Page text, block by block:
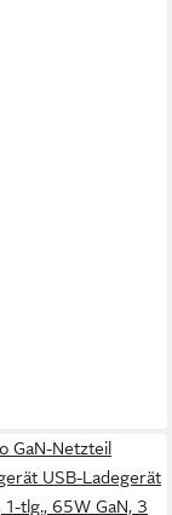
GaN-Netzteil
USB-Ladegerät
1-tlg., 65W GaN, 3